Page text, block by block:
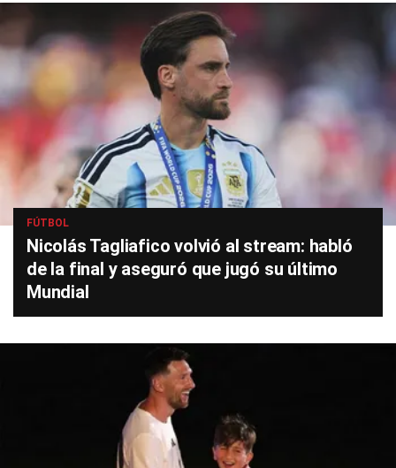
FÚTBOL
Nicolás Tagliafico volvió al stream: habló
de la final y aseguró que jugó su último
Mundial